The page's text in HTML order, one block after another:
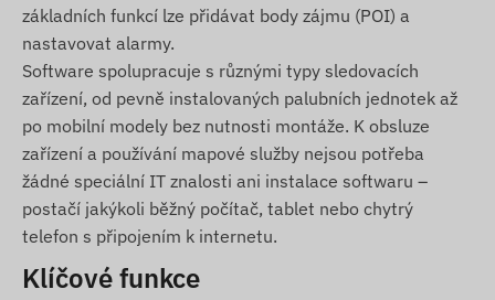
Spolupráce s více satelitními systémy (GPS,
GLONASS, GALILEO, BEIDOU)
Komunikace mezi zařízením a jeho vlastníkem
prostřednictvím sítí GSM 4G a 2G pomocí mikro
SIM karty
Nastavení provozu, dotaz na polohu
prostřednictvím softwaru
Libovolný interval měření polohy (min. 10
Nastavení push, e-mailových a SMS upozornění
základních funkcí lze přidávat body zájmu (POI) a
nastavovat alarmy.
Software spolupracuje s různými typy sledovacích
zařízení, od pevně instalovaných palubních jednotek až
po mobilní modely bez nutnosti montáže. K obsluze
zařízení a používání mapové služby nejsou potřeba
žádné speciální IT znalosti ani instalace softwaru –
postačí jakýkoli běžný počítač, tablet nebo chytrý
telefon s připojením k internetu.
Klíčové funkce